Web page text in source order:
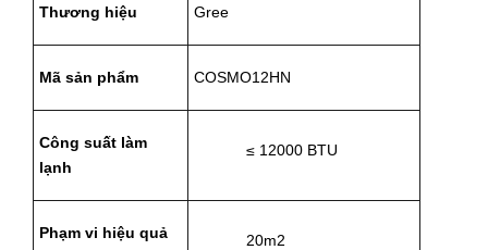
Thương hiệu Gree
Mã sản phẩm COSMO12HN
Công suất làm
lạnh
≤ 12000 BTU
Phạm vi hiệu quả 20m2